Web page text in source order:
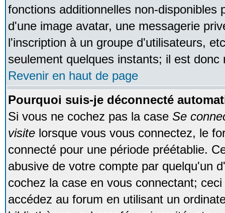
fonctions additionnelles non-disponibles
d'une image avatar, une messagerie
l'inscription à un groupe d'utilisateurs,
seulement quelques instants; il est
Revenir en haut de page
Pourquoi suis-je déconnecté
Si vous ne cochez pas la case Se
visite lorsque vous vous connectez, le
connecté pour une période préétablie.
abusive de votre compte par quelqu'un
cochez la case en vous connectant;
accédez au forum en utilisant un